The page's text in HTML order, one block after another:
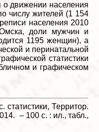
о движении населения
числу жителей (1 154
населения 2010
доли мужчин и
1195 женщин), а
и перинатальной
статистики
и графическом
статистики, Территор.
– 100 с. : ил., табл.,